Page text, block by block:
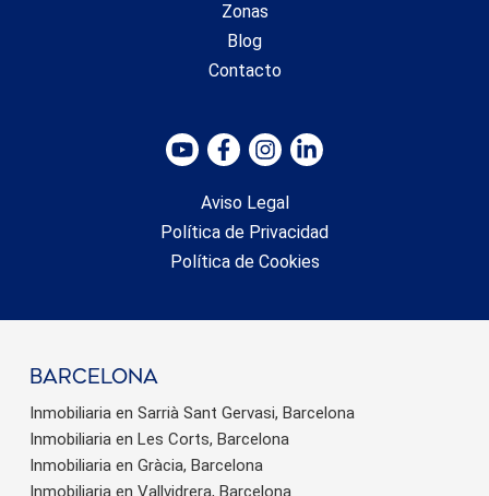
Zonas
Blog
Contacto
Aviso Legal
Política de Privacidad
Política de Cookies
barcelona
Inmobiliaria en Sarrià Sant Gervasi, Barcelona
Inmobiliaria en Les Corts, Barcelona
Inmobiliaria en Gràcia, Barcelona
Inmobiliaria en Vallvidrera, Barcelona